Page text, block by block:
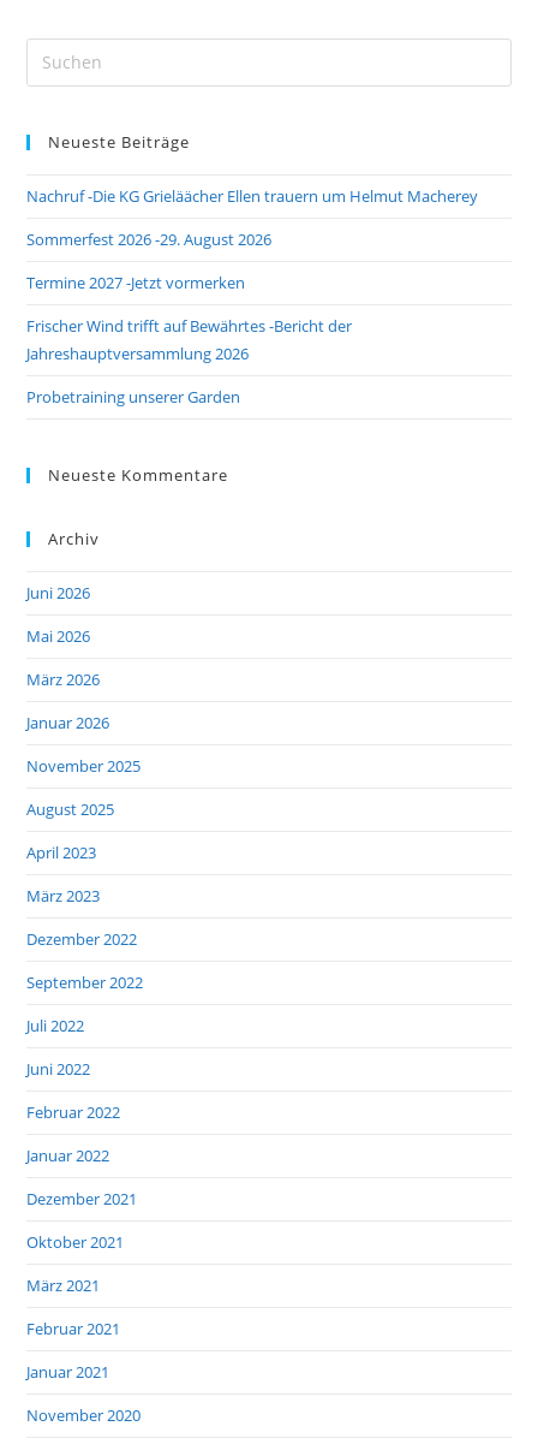
Neueste Beiträge
Nachruf -Die KG Grieläächer Ellen trauern um Helmut Macherey
Sommerfest 2026 -29. August 2026
Termine 2027 -Jetzt vormerken
Frischer Wind trifft auf Bewährtes -Bericht der
Jahreshauptversammlung 2026
Probetraining unserer Garden
Neueste Kommentare
Archiv
Juni 2026
Mai 2026
März 2026
Januar 2026
November 2025
August 2025
April 2023
März 2023
Dezember 2022
September 2022
Juli 2022
Juni 2022
Februar 2022
Januar 2022
Dezember 2021
Oktober 2021
März 2021
Februar 2021
Januar 2021
November 2020